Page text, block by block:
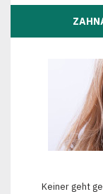
Keiner geht